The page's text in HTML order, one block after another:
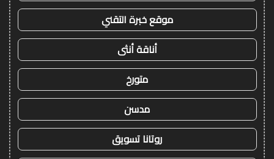
موقع خبرة التقني
أناقة أنثى
متورخ
مدسن
روتانا تسويق